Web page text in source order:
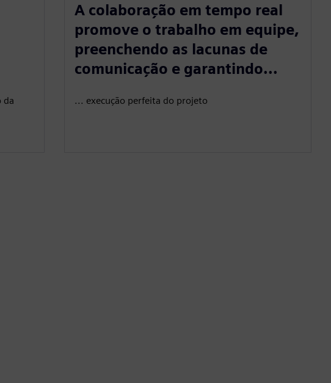
da
A colaboração em tempo real
promove o trabalho em equipe,
preenchendo as lacunas de
comunicação e garantindo...
... execução perfeita do projeto